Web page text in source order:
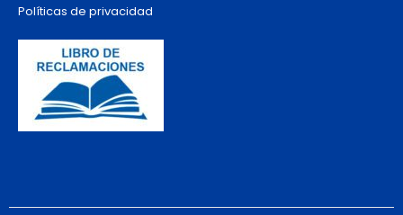
Políticas de privacidad